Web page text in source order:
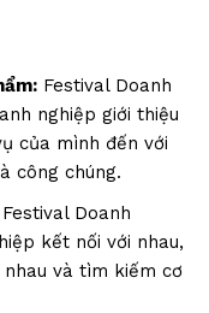
Festival Doanh
nghiệp giới thiệu
của mình đến với
công chúng.
Festival Doanh
kết nối với nhau,
và tìm kiếm cơ